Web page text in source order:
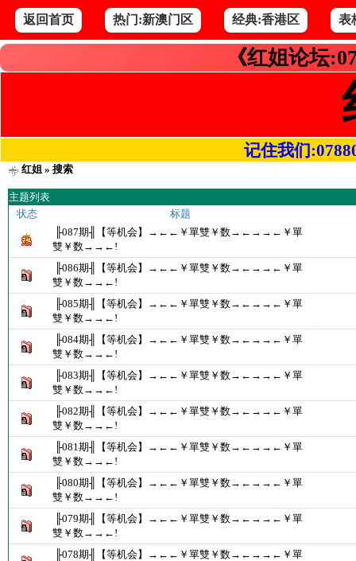
返回首页 热门:新澳门区 经典:香港区 表
《红姐论坛
记住我们
红姐» 搜索
主题列表
状态
标题
╟087期╢【等机会】→←←￥單雙￥数→←→→←￥單
雙￥数→→←!
╟086期╢【等机会】→←←￥單雙￥数→←→→←￥單
雙￥数→→←!
╟085期╢【等机会】→←←￥單雙￥数→←→→←￥單
雙￥数→→←!
╟084期╢【等机会】→←←￥單雙￥数→←→→←￥單
雙￥数→→←!
╟083期╢【等机会】→←←￥單雙￥数→←→→←￥單
雙￥数→→←!
╟082期╢【等机会】→←←￥單雙￥数→←→→←￥單
雙￥数→→←!
╟081期╢【等机会】→←←￥單雙￥数→←→→←￥單
雙￥数→→←!
╟080期╢【等机会】→←←￥單雙￥数→←→→←￥單
雙￥数→→←!
╟079期╢【等机会】→←←￥單雙￥数→←→→←￥單
雙￥数→→←!
╟078期╢【等机会】→←←￥單雙￥数→←→→←￥單